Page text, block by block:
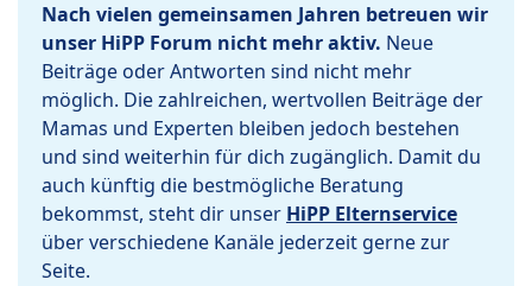
Nach vielen gemeinsamen Jahren betreuen wir
unser HiPP Forum nicht mehr aktiv. Neue
Beiträge oder Antworten sind nicht mehr
möglich. Die zahlreichen, wertvollen Beiträge der
Mamas und Experten bleiben jedoch bestehen
und sind weiterhin für dich zugänglich. Damit du
auch künftig die bestmögliche Beratung
bekommst, steht dir unser HiPP Elternservice
über verschiedene Kanäle jederzeit gerne zur
Seite.